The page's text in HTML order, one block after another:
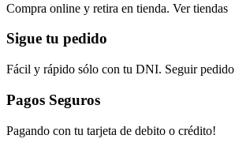
Compra online y retira en tienda. Ver tiendas
Sigue tu pedido
Fácil y rápido sólo con tu DNI. Seguir pedido
Pagos Seguros
Pagando con tu tarjeta de debito o crédito!